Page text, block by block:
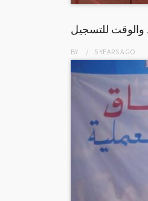
والوقت للتسجيل
BY 5 YEARSAGO